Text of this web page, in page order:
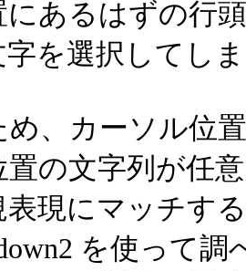
にあるはずの行
字を選択してし
め、カーソル位
置の文字列が任意
表現にマッチす
を使って